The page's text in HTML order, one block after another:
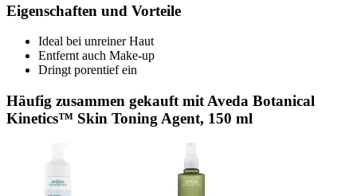
Eigenschaften und Vorteile
Ideal bei unreiner Haut
Entfernt auch Make-up
Dringt porentief ein
Häufig zusammen gekauft mit Aveda Botanical
Kinetics™ Skin Toning Agent, 150 ml